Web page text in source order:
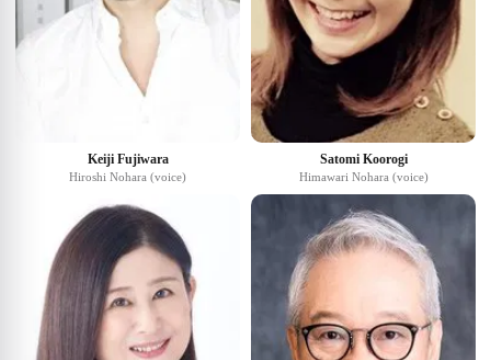
Keiji Fujiwara
Hiroshi Nohara (voice)
Satomi Koorogi
Himawari Nohara (voice)